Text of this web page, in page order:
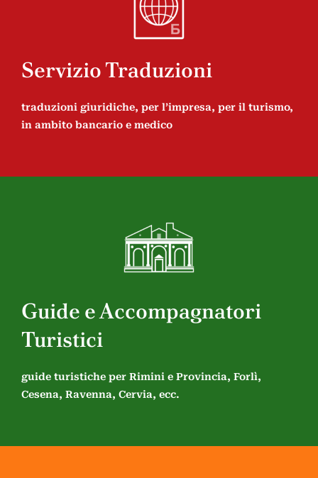
Servizio Traduzioni
traduzioni giuridiche, per l’impresa, per il turismo,
in ambito bancario e medico
Guide e Accompagnatori
Turistici
guide turistiche per Rimini e Provincia, Forlì,
Cesena, Ravenna, Cervia, ecc.